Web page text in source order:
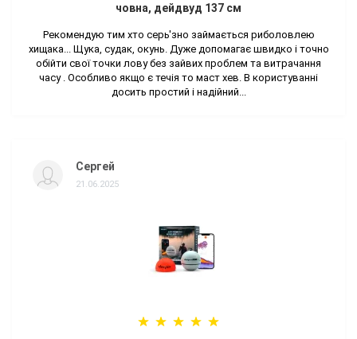
човна, дейдвуд 137 см
Рекомендую тим хто серь'зно займається риболовлею
хищака... Щука, судак, окунь. Дуже допомагає швидко і точно
обійти свої точки лову без зайвих проблем та витрачання
часу . Особливо якщо є течія то маст хев. В користуванні
досить простий і надійний...
Сергей
21.06.2025